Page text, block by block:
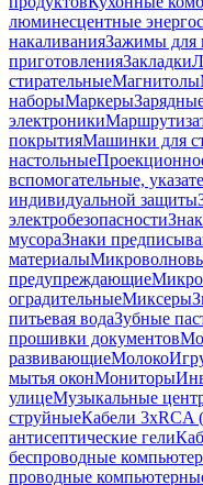
люминесцентные
накаливанияЗажимы для
приготовленияЗакладки
стирательныеМагнитолы
наборыМаркеры
электроники
покрытияМашинки для
настольные
вспомогательные,
индивидуальной защиты
электробезопасности
мусораЗнаки
материалы
предупреждающие
оградительныеМиксеры
питьевая водаЗубные
прошивки документов
развивающиеМолоко
мытья оконМониторы
улицеМузыкальные
струйныеКабели 3xRCA
антисептические гели
беспроводные
проводные